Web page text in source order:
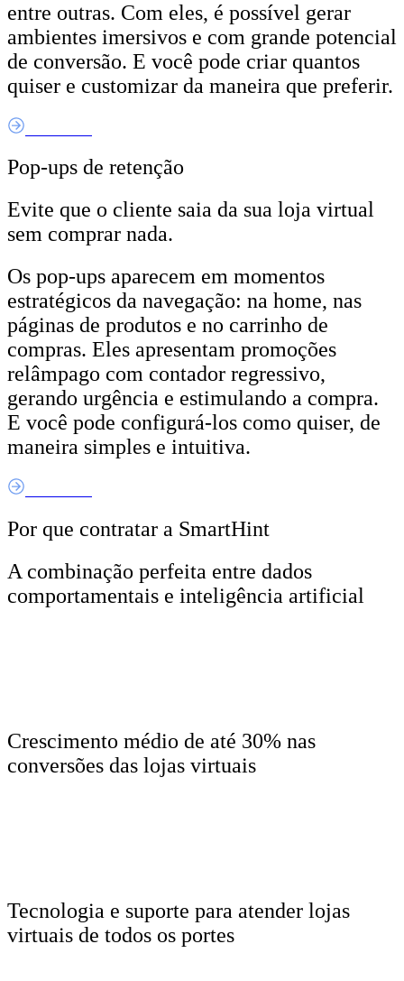
entre outras. Com eles, é possível gerar
ambientes imersivos e com grande potencial
de conversão. E você pode criar quantos
quiser e customizar da maneira que preferir.
Pop-ups de retenção
Evite que o cliente saia da sua loja virtual
sem comprar nada.
Os pop-ups aparecem em momentos
estratégicos da navegação: na home, nas
páginas de produtos e no carrinho de
compras. Eles apresentam promoções
relâmpago com contador regressivo,
gerando urgência e estimulando a compra.
E você pode configurá-los como quiser, de
maneira simples e intuitiva.
Por que contratar a SmartHint
A combinação perfeita entre dados
comportamentais e inteligência artificial
Crescimento médio de até 30% nas
conversões das lojas virtuais
Tecnologia e suporte para atender lojas
virtuais de todos os portes